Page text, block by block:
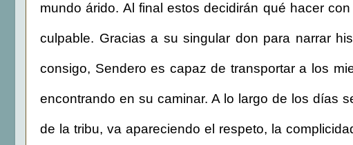
mundo árido. Al final estos decidirán qué hacer
culpable. Gracias a su singular don para narrar
consigo, Sendero es capaz de transportar a los
encontrando en su caminar. A lo largo de los días
de la tribu, va apareciendo el respeto, la